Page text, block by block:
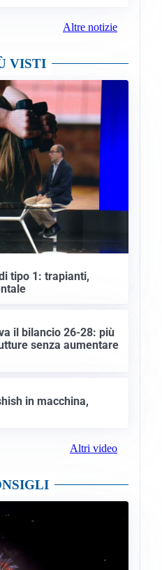
Altre notizie
VISTI
tipo 1: trapianti,
il bilancio 26-28: più
senza aumentare
in macchina,
Altri video